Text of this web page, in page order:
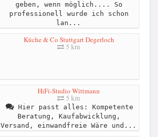
geben, wenn möglich.... So
professionell wurde ich schon
lan...
Küche & Co Stuttgart Degerloch
5 km
HiFi-Studio Wittmann
5 km
Hier passt alles: Kompetente
Beratung, Kaufabwicklung,
Versand, einwandfreie Wäre und...